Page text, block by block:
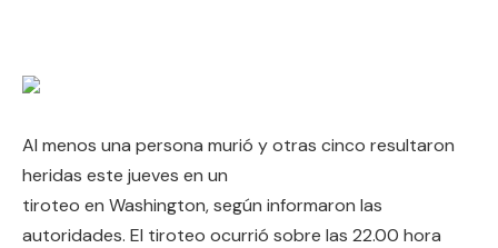
Al menos una persona murió y otras cinco resultaron
heridas este jueves en un
tiroteo en Washington, según informaron las
autoridades. El tiroteo ocurrió sobre las 22.00 hora